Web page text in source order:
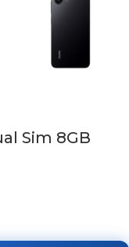
Sim 8GB